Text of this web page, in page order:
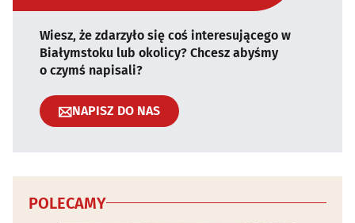
Wiesz, że zdarzyło się coś interesującego w
Białymstoku lub okolicy? Chcesz abyśmy
o czymś napisali?
NAPISZ DO NAS
POLECAMY